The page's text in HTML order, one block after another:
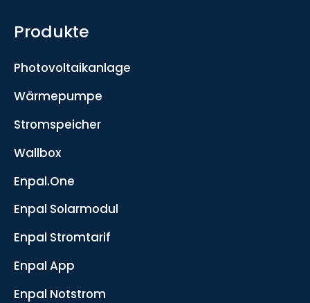
Produkte
Photovoltaikanlage
Wärmepumpe
Stromspeicher
Wallbox
Enpal.One
Enpal Solarmodul
Enpal Stromtarif
Enpal App
Enpal Notstrom